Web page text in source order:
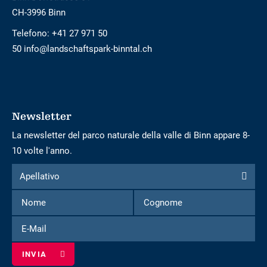
CH-3996 Binn
Telefono: +41 27 971 50
50 info@landschaftspark-binntal.ch
Newsletter
La newsletter del parco naturale della valle di Binn appare 8-
10 volte l'anno.
Modulo
per
iscriversi
alla
newsletter
Apellativo
Apellativo
Nome
Cognome
Mail